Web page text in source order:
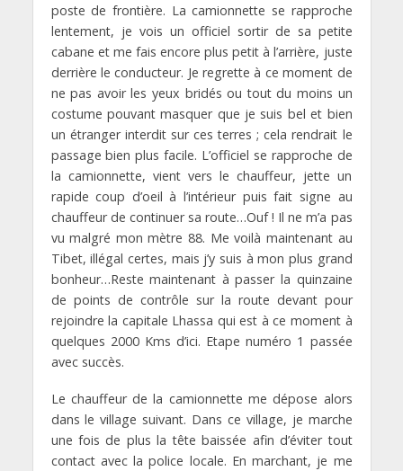
poste de frontière. La camionnette se rapproche
lentement, je vois un officiel sortir de sa petite
cabane et me fais encore plus petit à l’arrière, juste
derrière le conducteur. Je regrette à ce moment de
ne pas avoir les yeux bridés ou tout du moins un
costume pouvant masquer que je suis bel et bien
un étranger interdit sur ces terres ; cela rendrait le
passage bien plus facile. L’officiel se rapproche de
la camionnette, vient vers le chauffeur, jette un
rapide coup d’oeil à l’intérieur puis fait signe au
chauffeur de continuer sa route…Ouf ! Il ne m’a pas
vu malgré mon mètre 88. Me voilà maintenant au
Tibet, illégal certes, mais j’y suis à mon plus grand
bonheur…Reste maintenant à passer la quinzaine
de points de contrôle sur la route devant pour
rejoindre la capitale Lhassa qui est à ce moment à
quelques 2000 Kms d’ici. Etape numéro 1 passée
avec succès.
Le chauffeur de la camionnette me dépose alors
dans le village suivant. Dans ce village, je marche
une fois de plus la tête baissée afin d’éviter tout
contact avec la police locale. En marchant, je me